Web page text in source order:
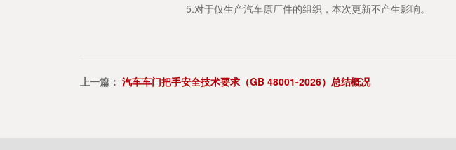
5.对于仅生产汽车原厂件的组织，本次更新不产生影响。
上一篇：汽车车门把手安全技术要求（GB 48001-2026）总结概况